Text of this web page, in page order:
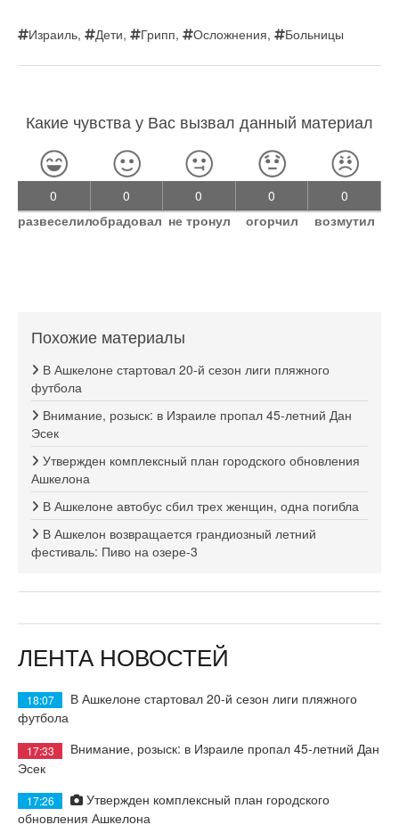
Израиль, Дети, Грипп, Осложнения, Больницы
Какие чувства у Вас вызвал данный материал
0
развеселил
0
обрадовал
0
не тронул
0
огорчил
0
возмутил
Похожие материалы
В Ашкелоне стартовал 20-й сезон лиги пляжного
футбола
Внимание, розыск: в Израиле пропал 45-летний Дан
Эсек
Утвержден комплексный план городского обновления
Ашкелона
В Ашкелоне автобус сбил трех женщин, одна погибла
В Ашкелон возвращается грандиозный летний
фестиваль: Пиво на озере-3
ЛЕНТА НОВОСТЕЙ
18:07
В Ашкелоне стартовал 20-й сезон лиги пляжного
футбола
17:33
Внимание, розыск: в Израиле пропал 45-летний Дан
Эсек
17:26
Утвержден комплексный план городского
обновления Ашкелона